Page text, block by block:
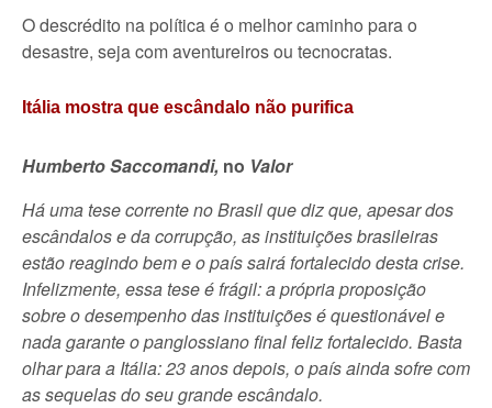
O descrédito na política é o melhor caminho para o
desastre, seja com aventureiros ou tecnocratas.
Itália mostra que escândalo não purifica
Humberto Saccomandi, no Valor
Há uma tese corrente no Brasil que diz que, apesar dos
escândalos e da corrupção, as instituições brasileiras
estão reagindo bem e o país sairá fortalecido desta crise.
Infelizmente, essa tese é frágil: a própria proposição
sobre o desempenho das instituições é questionável e
nada garante o panglossiano final feliz fortalecido. Basta
olhar para a Itália: 23 anos depois, o país ainda sofre com
as sequelas do seu grande escândalo.